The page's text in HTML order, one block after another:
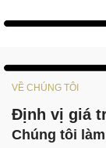
VỀ CHÚNG TÔI
Định vị giá
Chúng tôi